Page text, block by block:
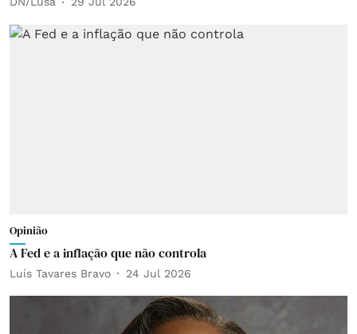
Opinião
A Fed e a inflação que não controla
Luís Tavares Bravo 24 Jul 2026